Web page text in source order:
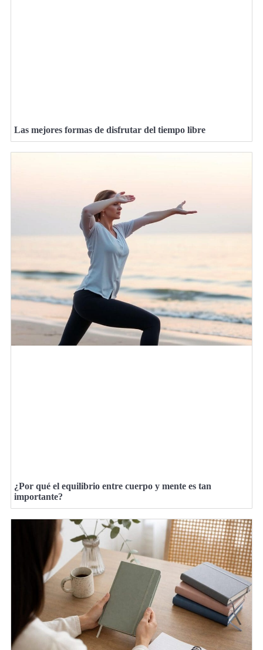
Las mejores formas de disfrutar del tiempo libre
¿Por qué el equilibrio entre cuerpo y mente es tan
importante?